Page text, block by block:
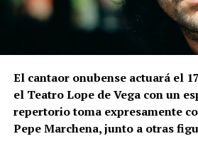
Bellido señala que los
expresamente el desnivel del
parte superior levantaron la
posición inferior, una
estructura
inicialmente servía como
que posteriormente adquirió
barbacana.Entre ambas
El cantaor onubense actuará el
el Teatro Lope de Vega con un
repertorio toma expresamente
Pepe Marchena, junto a otras